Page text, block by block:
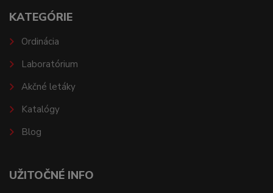
KATEGÓRIE
Ordinácia
Laboratórium
Akčné letáky
Katalógy
Blog
UŽITOČNÉ INFO